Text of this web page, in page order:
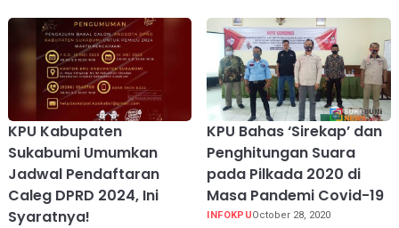
KPU Kabupaten
Sukabumi Umumkan
Jadwal Pendaftaran
Caleg DPRD 2024, Ini
Syaratnya!
KPU Bahas ‘Sirekap’ dan
Penghitungan Suara
pada Pilkada 2020 di
Masa Pandemi Covid-19
INFOKPUOctober 28, 2020